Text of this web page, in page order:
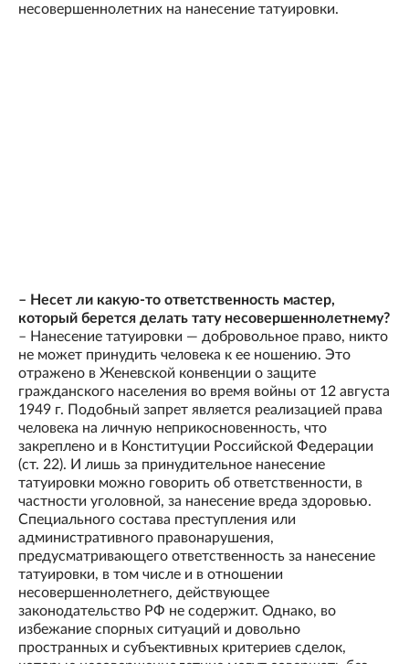
несовершеннолетних на нанесение татуировки.
– Несет ли какую-то ответственность мастер,
который берется делать тату несовершеннолетнему?
– Нанесение татуировки — добровольное право, никто
не может принудить человека к ее ношению. Это
отражено в Женевской конвенции о защите
гражданского населения во время войны от 12 августа
1949 г. Подобный запрет является реализацией права
человека на личную неприкосновенность, что
закреплено и в Конституции Российской Федерации
(ст. 22). И лишь за принудительное нанесение
татуировки можно говорить об ответственности, в
частности уголовной, за нанесение вреда здоровью.
Специального состава преступления или
административного правонарушения,
предусматривающего ответственность за нанесение
татуировки, в том числе и в отношении
несовершеннолетнего, действующее
законодательство РФ не содержит. Однако, во
избежание спорных ситуаций и довольно
пространных и субъективных критериев сделок,